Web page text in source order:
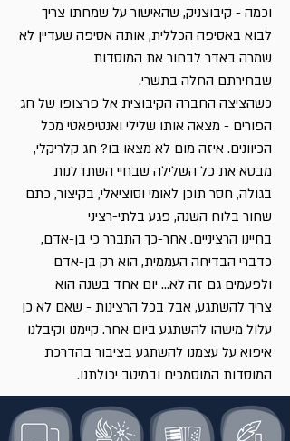
וכמה - קיבוצניק, שהאישור על שמחתו צריך
לבוא באסיפה הכללית, אותה אסיפה שעדיין לא
שמרה באדר לבחור את המוסדות
שבחירתם החלה בתשרי.
כשהציצה החברה הקיבוצית אל פרצופו של חג
הפורים - מצאה אותו שלילי ואנטיפאטי מכל
הכיוונים. איזה מום לא מצאו בו? חג קלריקלי,
מבטא את כל השלילה שבחיי השתדלנות
בגולה, חסר תוכן לאומי וסוציאלי, בקיצור, כתם
שחור בלוח השנה, פגע בלתי-רציני
בחיינו הרציניים. אחר-כך התברר כי בן-אדם,
כדברי הבדיחה העממית, הוא רק בן-אדם
ולפעמים גם זה לא... יום אחד בשנה הוא
צריך להשתגע, אבל בכל הרצינות - שאם לא כן
עלול מישהו להשתגע ביום אחר. קיימנו וקיבלנו
איפוא על עצמנו להשתגע בציבור בהדרכת
המוסדות המוסמכים ובמיטב יכולתנו.